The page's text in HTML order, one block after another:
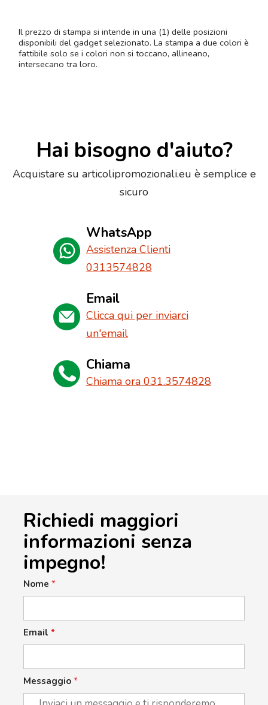
Il prezzo di stampa si intende in una (1) delle posizioni
disponibili del gadget selezionato. La stampa a due colori è
fattibile solo se i colori non si toccano, allineano,
intersecano tra loro.
Hai bisogno d'aiuto?
Acquistare su articolipromozionali.eu è semplice e
sicuro
WhatsApp
Assistenza Clienti
0313574828
Email
Clicca qui per inviarci
un'email
Chiama
Chiama ora 031.3574828
Richiedi maggiori
informazioni senza
impegno!
Nome *
Email *
Messaggio *